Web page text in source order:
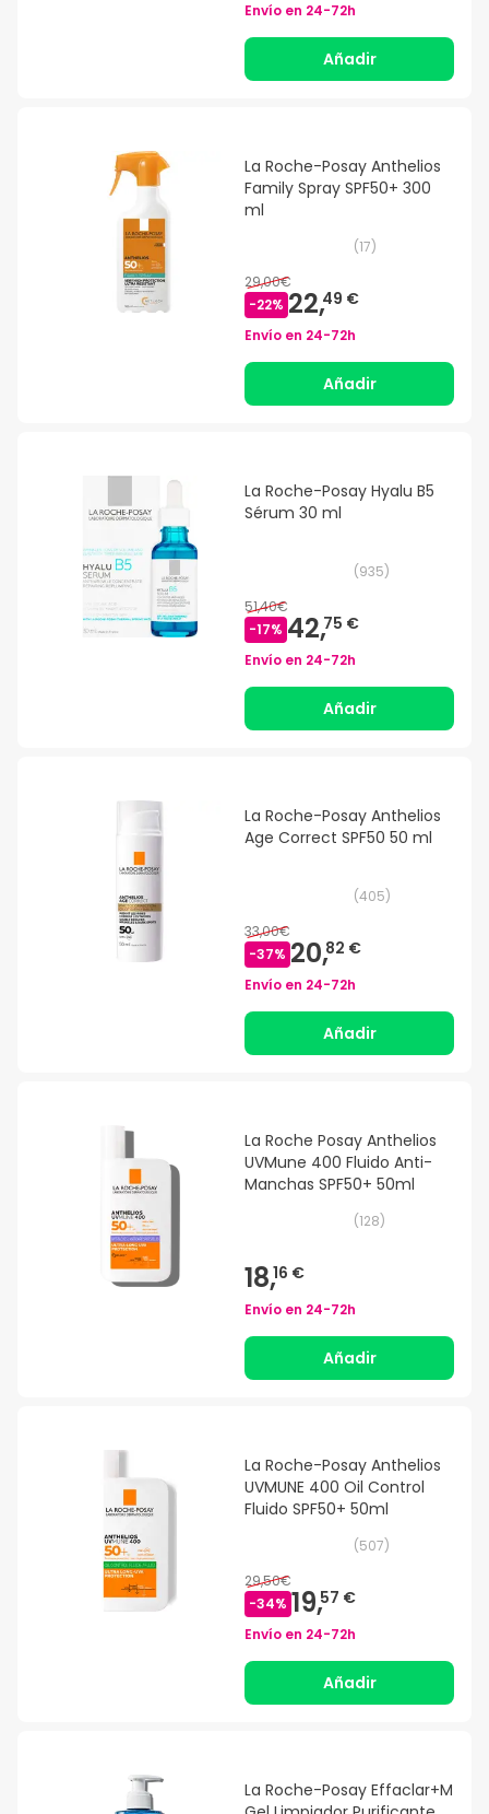
Envío en 24-72h
Añadir
La Roche-Posay Anthelios
Family Spray SPF50+ 300
ml
(17)
29,00€
-22% 22,49 €
Envío en 24-72h
Añadir
La Roche-Posay Hyalu B5
Sérum 30 ml
(935)
51,40€
-17% 42,75 €
Envío en 24-72h
Añadir
La Roche-Posay Anthelios
Age Correct SPF50 50 ml
(405)
33,00€
-37% 20,82 €
Envío en 24-72h
Añadir
La Roche Posay Anthelios
UVMune 400 Fluido Anti-
Manchas SPF50+ 50ml
(128)
18,16 €
Envío en 24-72h
Añadir
La Roche-Posay Anthelios
UVMUNE 400 Oil Control
Fluido SPF50+ 50ml
(507)
29,50€
-34% 19,57 €
Envío en 24-72h
Añadir
La Roche-Posay Effaclar+M